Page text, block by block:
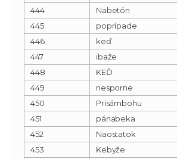
444
Nabetón
445
poprípade
446
keď
447
ibaže
448
KEĎ
449
nesporne
450
Prisámbohu
451
pánabeka
452
Naostatok
453
Kebyže